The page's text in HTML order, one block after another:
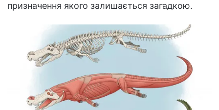
призначення якого залишається загадкою.